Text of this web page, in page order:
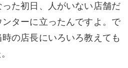
た初日、人がいない店舗だ
ターに立ったんですよ。で
の店長にいろいろ教えても